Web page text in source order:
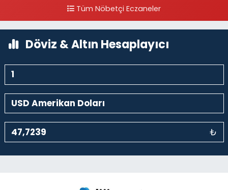
0 (212) 249 50 99 Yol Tarifi Al
Tüm Nöbetçi Eczaneler
Döviz & Altın Hesaplayıcı
₺